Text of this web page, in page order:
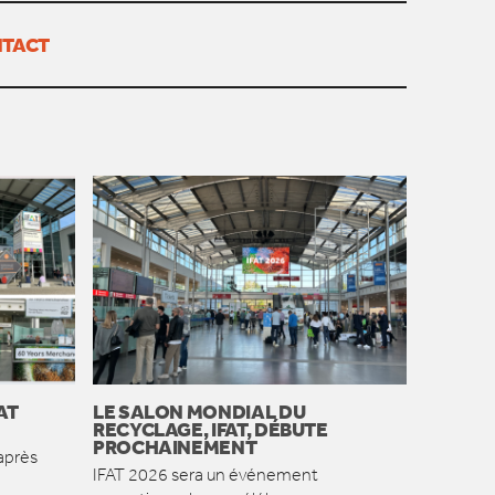
LE SALON MONDIAL DU
RECYCLAGE, IFAT, DÉBUTE
PROCHAINEMENT
IFAT 2026 sera un événement